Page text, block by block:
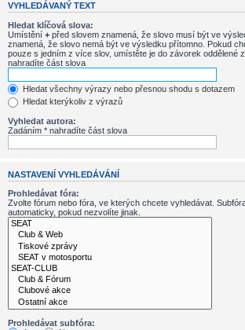
VYHLEDÁVANÝ TEXT
Hledat klíčová slova:
Umístění + před slovem znamená, že slovo musí být ve
znamená, že slovo nemá být ve výsledku přítomno. Pokud
pouze s jedním z více slov, umístěte je do závorek oddělené
nahradíte část slova
Hledat všechny výrazy nebo přesnou shodu s dotazem
Hledat kterýkoliv z výrazů
Vyhledat autora:
Zadáním * nahradíte část slova
NASTAVENÍ VYHLEDÁVÁNÍ
Prohledávat fóra:
Zvolte fórum nebo fóra, ve kterých chcete vyhledávat.
automaticky, pokud nezvolíte jinak.
Prohledávat subfóra: